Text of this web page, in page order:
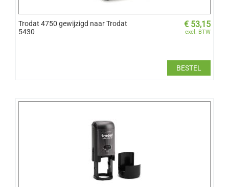
Trodat 4750 gewijzigd naar Trodat
5430
€ 53,15
excl. BTW
BESTEL